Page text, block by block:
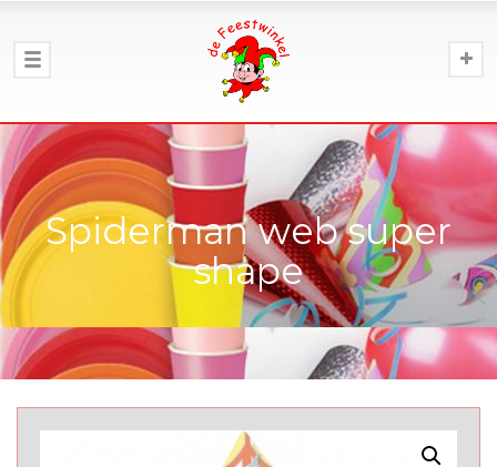
Spiderman web super
shape